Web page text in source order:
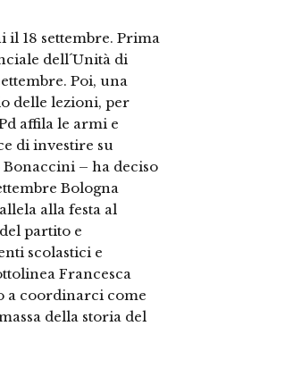
18 settembre. Prima
dell´Unità di
Poi, una
delle lezioni, per
affila le armi e
di investire su
– ha deciso
Bologna
alla festa al
partito e
scolastici e
Francesca
a coordinarci come
della storia del